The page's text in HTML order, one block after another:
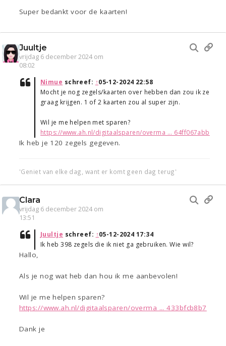
Super bedankt voor de kaarten!
Juultje
vrijdag 6 december 2024 om
08:02
Nimue schreef: ↑05-12-2024 22:58
Mocht je nog zegels/kaarten over hebben dan zou ik ze
graag krijgen. 1 of 2 kaarten zou al super zijn.
Wil je me helpen met sparen?
https://www.ah.nl/digitaalsparen/overma ... 64ff067abb
Ik heb je 120 zegels gegeven.
'Geniet van elke dag, want er komt geen dag terug'
Clara
vrijdag 6 december 2024 om
13:51
Juultje schreef: ↑05-12-2024 17:34
Ik heb 398 zegels die ik niet ga gebruiken. Wie wil?
Hallo,
Als je nog wat heb dan hou ik me aanbevolen!
Wil je me helpen sparen?
https://www.ah.nl/digitaalsparen/overma ... 433bfcb8b7
Dank je